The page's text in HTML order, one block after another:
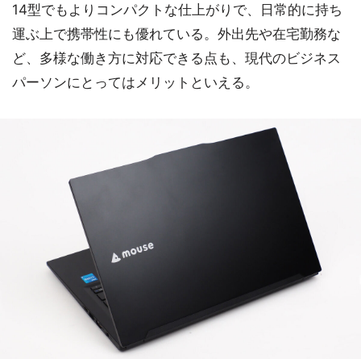
14型でもよりコンパクトな仕上がりで、日常的に持ち
運ぶ上で携帯性にも優れている。外出先や在宅勤務な
ど、多様な働き方に対応できる点も、現代のビジネス
パーソンにとってはメリットといえる。